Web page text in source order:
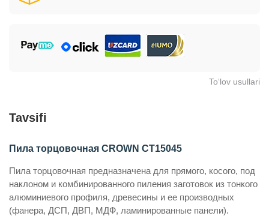
To‘lov usullari
Tavsifi
Пила торцовочная CROWN CT15045
Пила торцовочная предназначена для прямого, косого, под
наклоном и комбинированного пиления заготовок из тонкого
алюминиевого профиля, древесины и ее производных
(фанера, ДСП, ДВП, МДФ, ламинированные панели).